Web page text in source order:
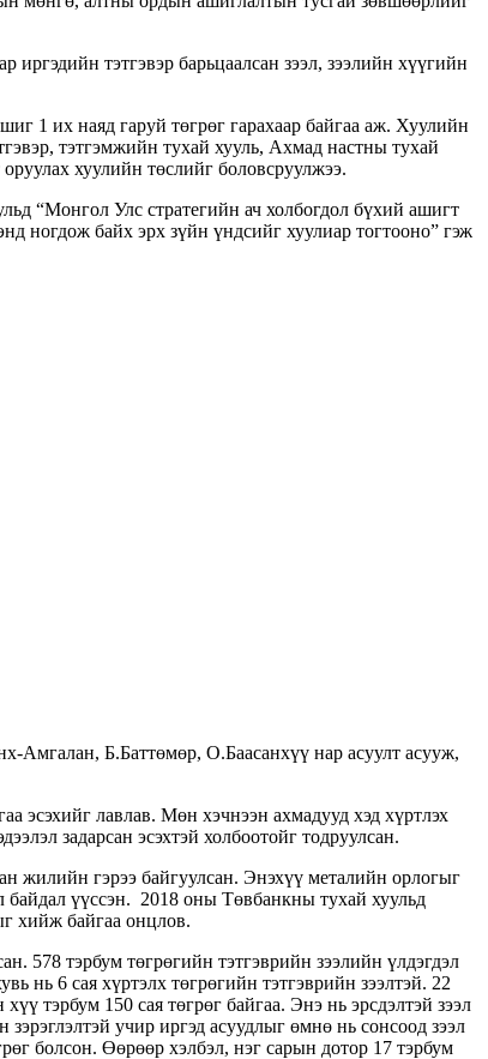
тэтгэвэр барьцаалсан зээл, зээлийн хүүгийн
1 их наяд гаруй төгрөг гарахаар байгаа аж. Хуулийн
тэтгэмжийн тухай хууль, Ахмад настны тухай
хуулийн төслийг боловсруулжээ.
“Монгол Улс стратегийн ач холбогдол бүхий ашигт
ногдож байх эрх зүйн үндсийг хуулиар тогтооно” гэж
Б.Баттөмөр, О.Баасанхүү нар асуулт асууж,
эсэхийг лавлав. Мөн хэчнээн ахмадууд хэд хүртлэх
задарсан эсэхтэй холбоотойг тодруулсан.
жилийн гэрээ байгуулсан. Энэхүү металийн орлогыг
үүссэн. 2018 оны Төвбанкны тухай хуульд
хийж байгаа онцлов.
578 тэрбум төгрөгийн тэтгэврийн зээлийн үлдэгдэл
нь 6 сая хүртэлх төгрөгийн тэтгэврийн зээлтэй. 22
тэрбум 150 сая төгрөг байгаа. Энэ нь эрсдэлтэй зээл
учир иргэд асуудлыг өмнө нь сонсоод зээл
болсон. Өөрөөр хэлбэл, нэг сарын дотор 17 тэрбум